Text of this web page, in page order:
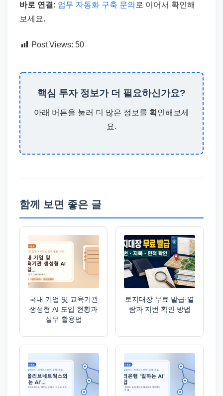
바로 연결: 업무 자동화 구축 문의 로 이어서 확인해
보세요.
Post Views: 50
핵심 투자 정보가 더 필요하신가요?
아래 버튼을 눌러 더 많은 정보를 확인해보세
요.
함께 보면 좋은 글
국내 기업 및 교육기관
생성형 AI 도입 현황과
실무 활용법
토지대장 무료 발급·열
람과 지번 확인 방법